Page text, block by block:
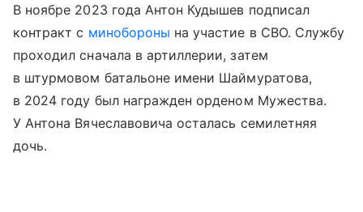
В ноябре 2023 года Антон Кудышев подписал
контракт с минобороны на участие в СВО. Службу
проходил сначала в артиллерии, затем
в штурмовом батальоне имени Шаймуратова,
в 2024 году был награжден орденом Мужества.
У Антона Вячеславовича осталась семилетняя
дочь.